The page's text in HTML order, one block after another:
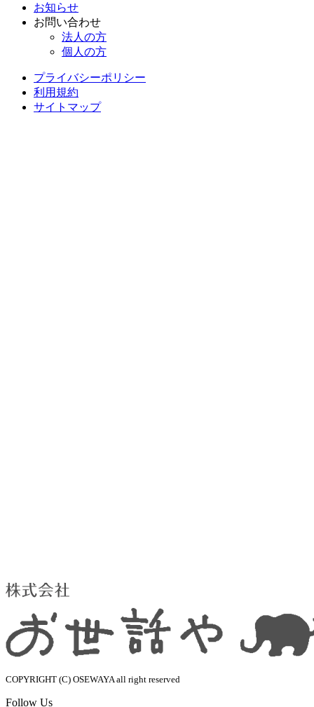
お知らせ
お問い合わせ
法人の方
個人の方
プライバシーポリシー
利用規約
サイトマップ
COPYRIGHT (C) OSEWAYA all right reserved
Follow Us